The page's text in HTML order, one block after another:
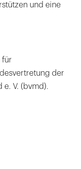
und eine
für
der
V. (bvmd).